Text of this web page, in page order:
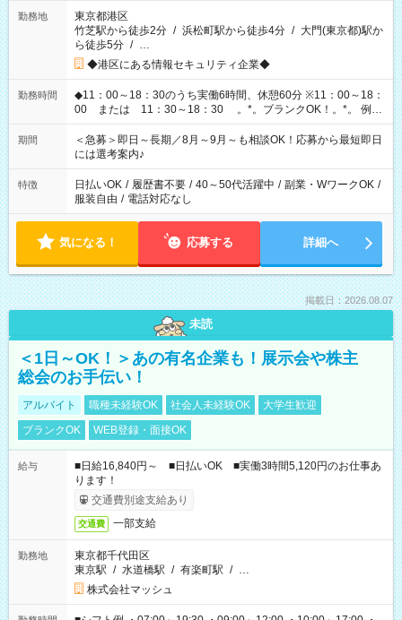
勤務地
東京都港区
竹芝駅から徒歩2分 / 浜松町駅から徒歩4分 / 大門(東京都)駅か
ら徒歩5分 / …
◆港区にある情報セキュリティ企業◆
勤務時間
◆11：00～18：30のうち実働6時間、休憩60分 ※11：00～18：
00 または 11：30～18：30 。*。ブランクOK！。*。 例え
ば前職が、 在宅/財団法人/事務/コールセンター/受付/販売/カフェ
スタッフ スイーツ販売/ホテルフロント/化粧品販売/など 様々な
業界から入社して活躍されています♪
期間
＜急募＞即日～長期／8月～9月～も相談OK！応募から最短即日
には選考案内♪
特徴 日払いOK / 履歴書不要 / 40～50代活躍中 / 副業・WワークOK /
服装自由 / 電話対応なし
気になる！ 応募する 詳細へ
掲載日：2026.08.07
未読
＜1日～OK！＞あの有名企業も！展示会や株主
総会のお手伝い！
アルバイト 職種未経験OK 社会人未経験OK
大学生歓迎
ブランクOK
WEB登録・面接OK
給与
■日給16,840円～ ■日払いOK ■実働3時間5,120円のお仕事あ
ります！
交通費別途支給あり
交通費 一部支給
勤務地
東京都千代田区
東京駅 / 水道橋駅 / 有楽町駅 / …
株式会社マッシュ